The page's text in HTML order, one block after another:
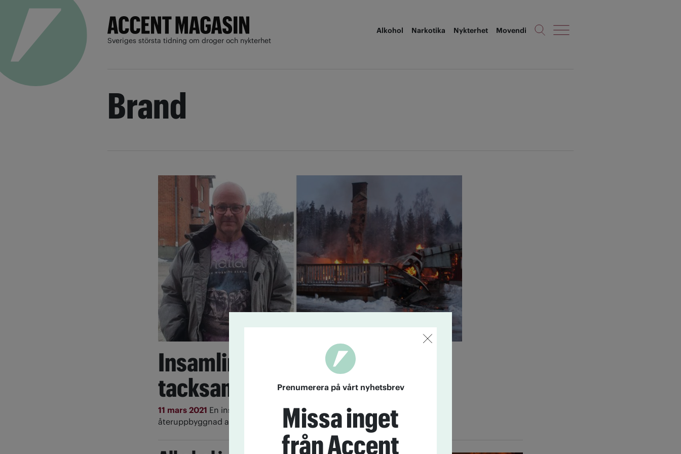
Sveriges största tidning om droger och nykterhet
Alkohol Narkotika Nykterhet Movendi
Brand
Insamling till Åte: Vi är så
tacksamma
11 mars 2021 En insamling har nu startats till förmån för
återuppbyggnad av den nedbrunna Åtegården.
Prenumerera på vårt nyhetsbrev
Missa inget
från Accent